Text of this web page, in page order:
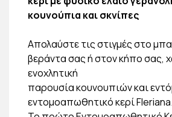
κουνούπια και σκνίπες
Απολαύστε τις στιγμές στο
βεράντα σας ή στον κήπο σας,
ενοχλητική
παρουσία κουνουπιών και
εντομοαπωθητικό κερί Fleriana.